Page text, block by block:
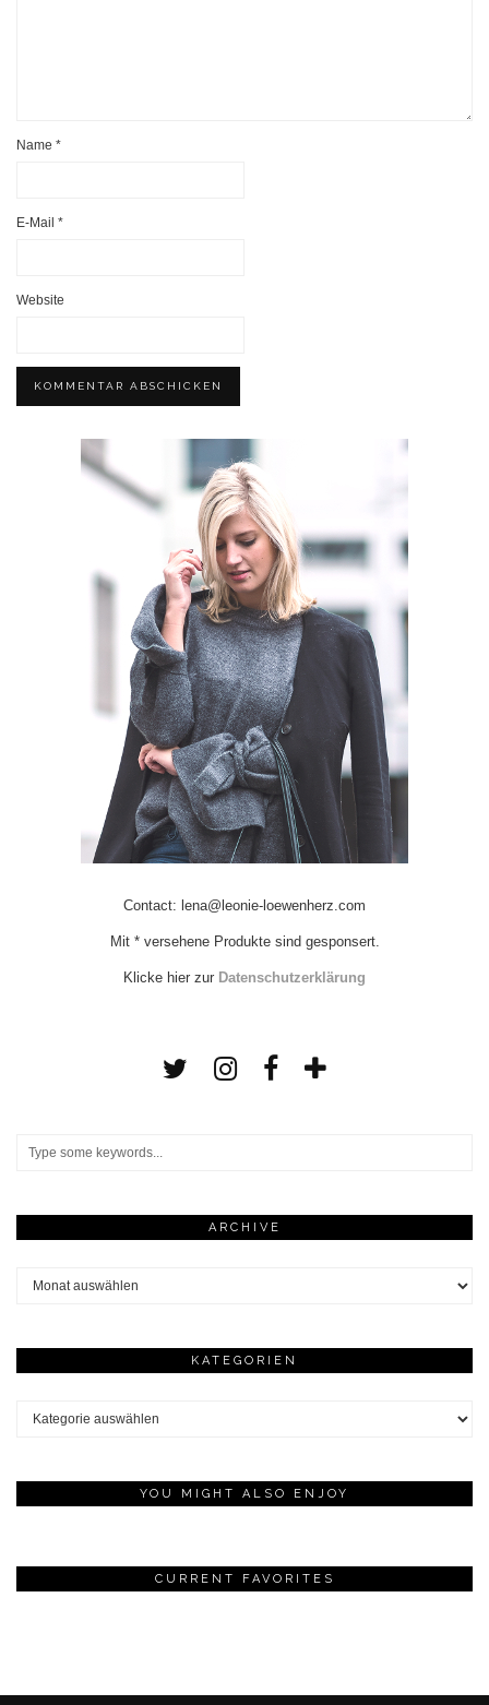
Name *
E-Mail *
Website
Contact: lena@leonie-loewenherz.com
Mit * versehene Produkte sind gesponsert.
Klicke hier zur Datenschutzerklärung
ARCHIVE
KATEGORIEN
YOU MIGHT ALSO ENJOY
CURRENT FAVORITES